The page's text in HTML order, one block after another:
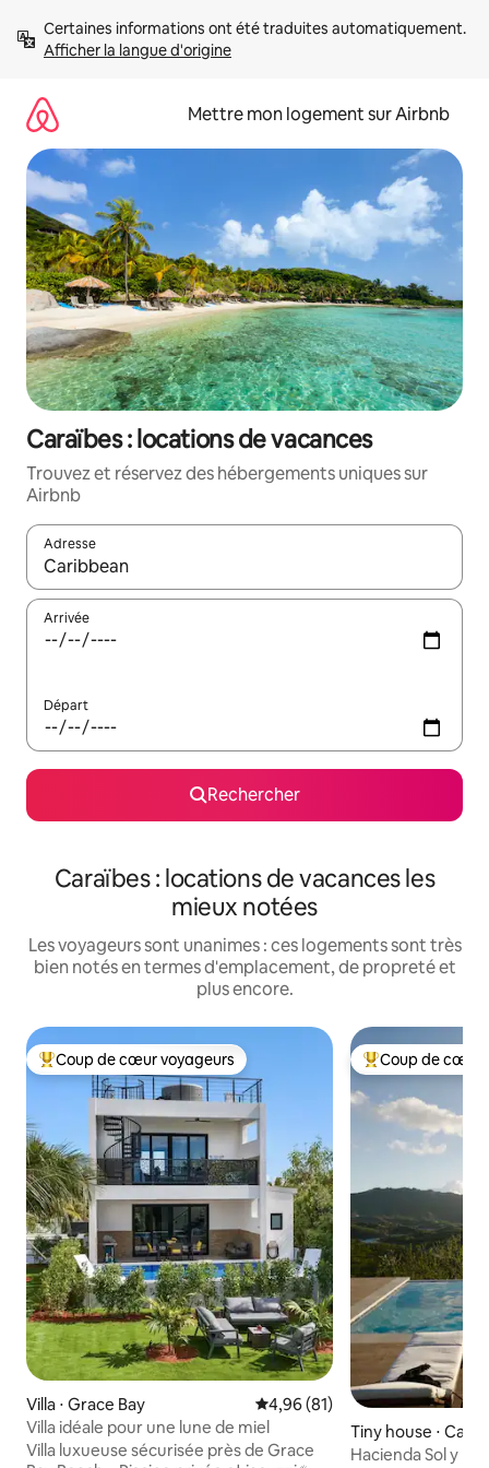
directement
Afficher la langue d'origine
Mettre mon logement sur Airbnb
Caraïbes : locations de vacances
Trouvez et réservez des hébergements uniques sur
Airbnb
Adresse
Lorsque les résultats s'affichent, utilisez les flèches vers le
Arrivée
Départ
Rechercher
Caraïbes : locations de vacances les
mieux notées
Les voyageurs sont unanimes : ces logements sont très
bien notés en termes d'emplacement, de propreté et
plus encore.
Coups de cœur voyageurs les plus appréciés
Coup de cœur voyageurs
Villa ⋅ Grace Bay Évaluation moyenne sur la
4,96 (81)
Villa idéale pour une lune de miel
Villa luxueuse sécurisée près de Grace
Coups de cœur
Coup de cœur
Tiny house ⋅
Hacienda Sol y